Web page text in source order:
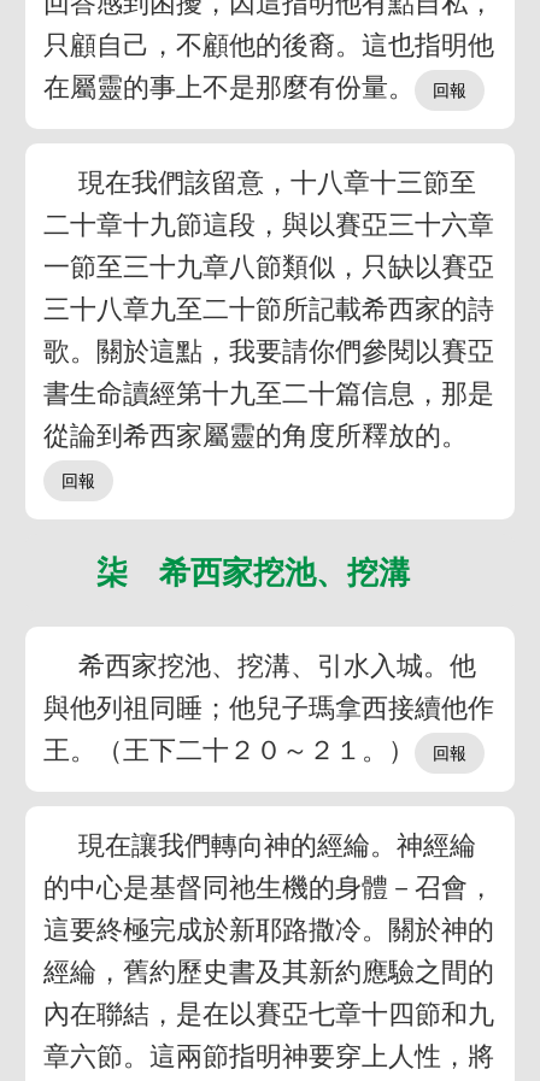
只顧自己，不顧他的後裔。這也指明他
在屬靈的事上不是那麼有份量。
現在我們該留意，十八章十三節至
二十章十九節這段，與以賽亞三十六章
一節至三十九章八節類似，只缺以賽亞
三十八章九至二十節所記載希西家的詩
歌。關於這點，我要請你們參閱以賽亞
書生命讀經第十九至二十篇信息，那是
從論到希西家屬靈的角度所釋放的。
柒 希西家挖池、挖溝
希西家挖池、挖溝、引水入城。他
與他列祖同睡；他兒子瑪拿西接續他作
王。（王下二十２０～２１。）
現在讓我們轉向神的經綸。神經綸
的中心是基督同祂生機的身體－召會，
這要終極完成於新耶路撒冷。關於神的
經綸，舊約歷史書及其新約應驗之間的
內在聯結，是在以賽亞七章十四節和九
章六節。這兩節指明神要穿上人性，將